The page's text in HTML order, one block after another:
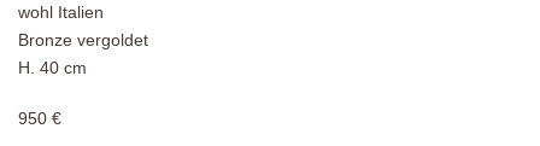
wohl Italien
Bronze vergoldet
H. 40 cm
950 €